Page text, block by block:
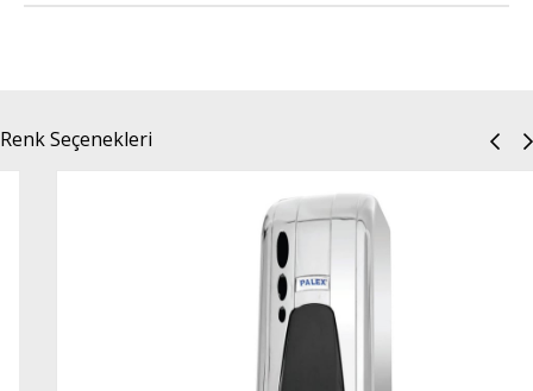
Renk Seçenekleri